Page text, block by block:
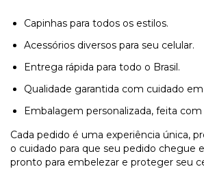
Capinhas para todos os estilos.
Acessórios diversos para seu celular.
Entrega rápida para todo o Brasil.
Qualidade garantida com cuidado
Embalagem personalizada, feita
Cada pedido é uma experiência única,
o cuidado para que seu pedido chegue
pronto para embelezar e proteger seu